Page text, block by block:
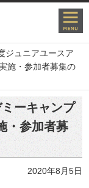
ジュニアユースア
施・参加者募集の
ーキャンプ
・参加者募
2020年8月5日